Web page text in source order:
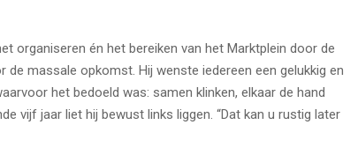
organiseren én het bereiken van het Marktplein door de
massale opkomst. Hij wenste iedereen een gelukkig en
het bedoeld was: samen klinken, elkaar de hand
vijf jaar liet hij bewust links liggen. “Dat kan u rustig later